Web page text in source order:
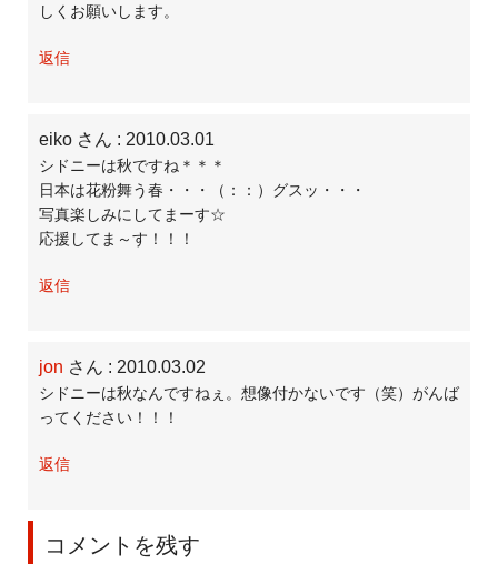
しくお願いします。
返信
eiko さん : 2010.03.01
シドニーは秋ですね＊＊＊
日本は花粉舞う春・・・（：：）グスッ・・・
写真楽しみにしてまーす☆
応援してま～す！！！
返信
jon さん : 2010.03.02
シドニーは秋なんですねぇ。想像付かないです（笑）がんば
ってください！！！
返信
コメントを残す